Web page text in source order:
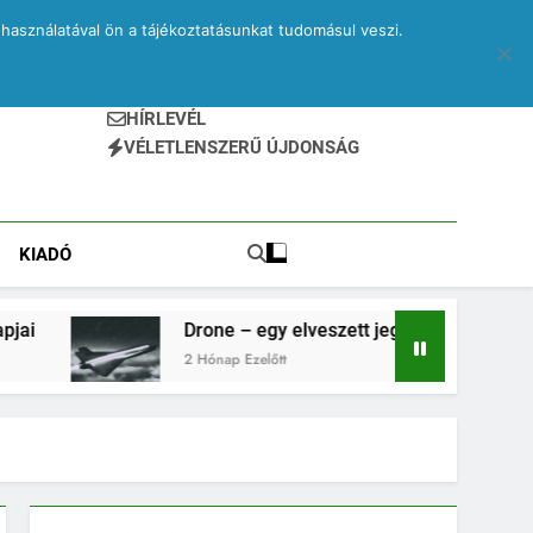
HÍRLEVÉL
VÉLETLENSZERŰ ÚJDONSÁG
KIADÓ
Drone – egy elveszett jegyzetfüzet kitépett lapjai
2 Hónap Ezelőtt
ön a tájékoztatásunkat tudomásul veszi.